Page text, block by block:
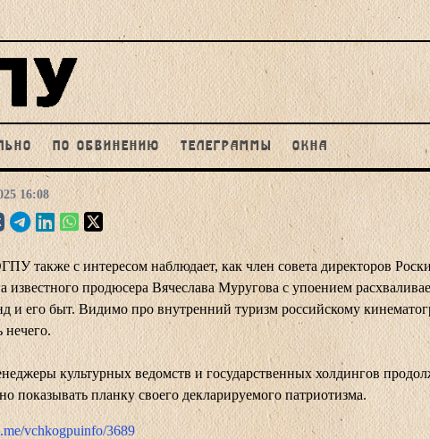
ПО ОБВИНЕНИЮ ТЕЛЕГРАММЫ ОКНА
16:08
также с интересом наблюдает, как член совета директоров
известного продюсера Вячеслава Муругова с упоением
и его быт. Видимо про внутренний туризм российскому
нечего.
культурных ведомств и государственных холдингов
показывать планку своего декларируемого патриотизма.
vchkogpuinfo/3689